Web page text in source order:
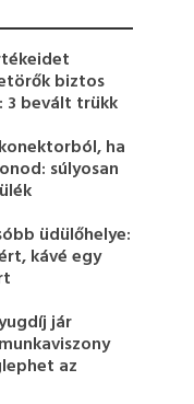
biztos
3 bevált trükk
ha
súlyosan
üdülőhelye:
kávé egy
jár
az